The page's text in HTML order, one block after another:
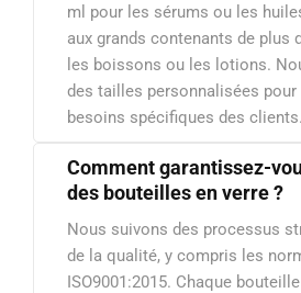
ml pour les sérums ou les
aux grands contenants de plus
les boissons ou les lotions.
des tailles personnalisées pour
besoins spécifiques des clients.
Comment garantissez-
des bouteilles en verre ?
Nous suivons des processus
de la qualité, y compris les
ISO9001:2015. Chaque